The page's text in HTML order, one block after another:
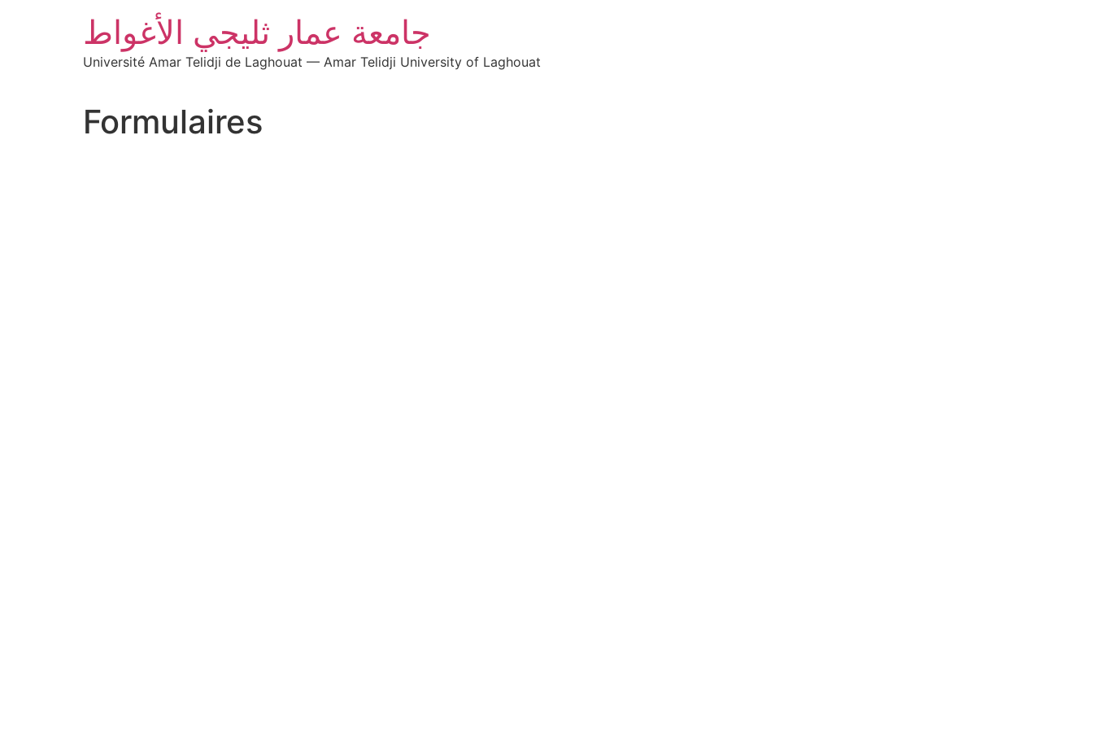
جامعة عمار ثليجي الأغواط
Université Amar Telidji de Laghouat — Amar Telidji University of Laghouat
Formulaires